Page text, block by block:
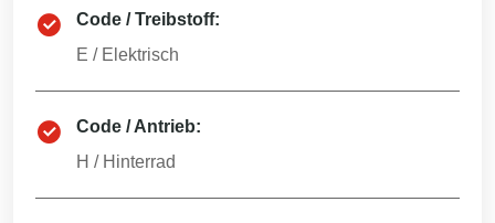
Code / Treibstoff:
E / Elektrisch
Code / Antrieb:
H / Hinterrad